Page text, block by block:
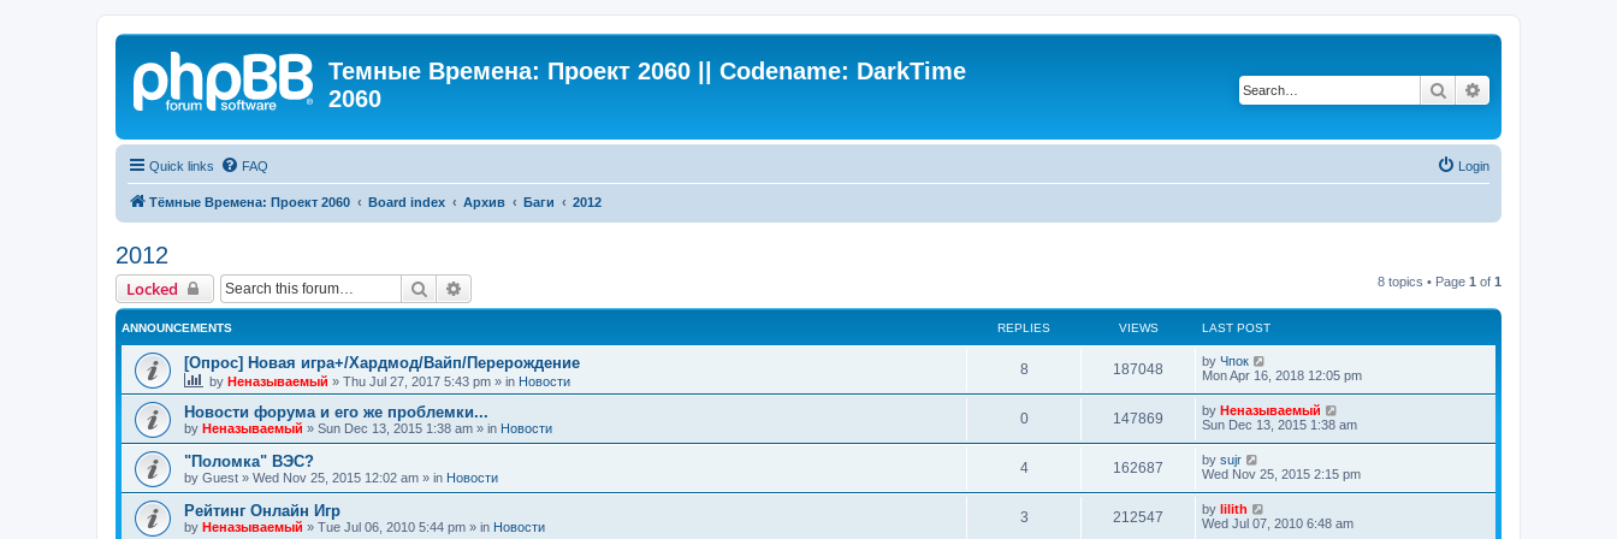
Темные Времена: Проект 2060 || Codename: DarkTime
2060
Search
Quick links FAQ Login
Тёмные Времена: Проект 2060 Board index Архив Баги 2012
2012
Locked Search 8 topics • Page 1 of 1
ANNOUNCEMENTS REPLIES VIEWS LAST POST
[Опрос] Новая игра+/Хардмод/Вайп/Перерождение
by Неназываемый » Thu Jul 27, 2017 5:43 pm » in Новости
8 187048 by Чпок
Mon Apr 16, 2018 12:05 pm
Новости форума и его же проблемки...
by Неназываемый » Sun Dec 13, 2015 1:38 am » in Новости
0 147869 by Неназываемый
Sun Dec 13, 2015 1:38 am
"Поломка" ВЭС?
by Guest » Wed Nov 25, 2015 12:02 am » in Новости
4 162687 by sujr
Wed Nov 25, 2015 2:15 pm
Рейтинг Онлайн Игр
by Неназываемый » Tue Jul 06, 2010 5:44 pm » in Новости
3 212547 by lilith
Wed Jul 07, 2010 6:48 am